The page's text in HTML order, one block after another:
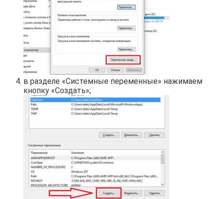
в разделе «Системные переменные» нажимаем
кнопку «Создать»;